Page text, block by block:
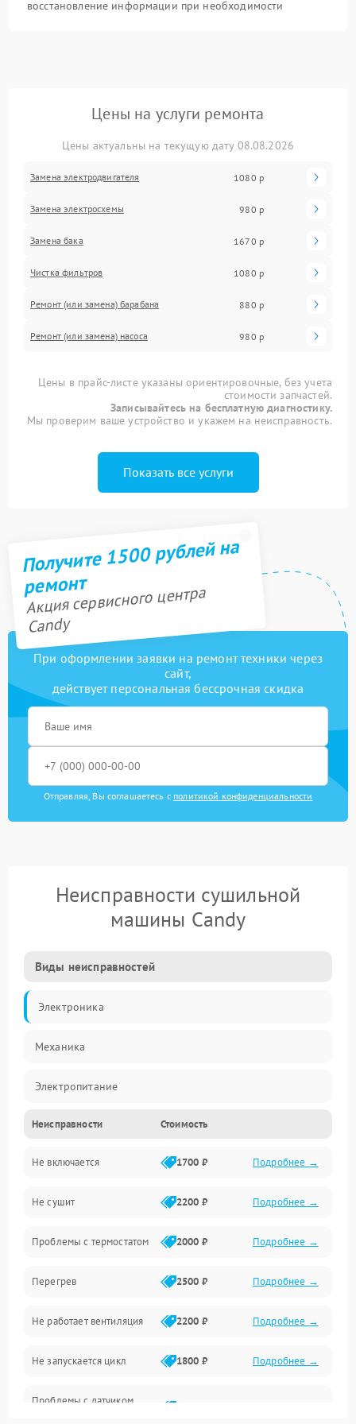
восстановление информации при необходимости
Цены на услуги ремонта
Цены актуальны на текущую дату 08.08.2026
Замена электродвигателя 1080 р
Замена электросхемы 980 р
Замена бака 1670 р
Чистка фильтров 1080 р
Ремонт (или замена) барабана 880 р
Ремонт (или замена) насоса 980 р
Цены в прайс-листе указаны ориентировочные, без учета
стоимости запчастей.
Записывайтесь на бесплатную диагностику.
Мы проверим ваше устройство и укажем на неисправность.
Показать все услуги
Получите 1500 рублей на
ремонт
Акция сервисного центра
Candy
При оформлении заявки на ремонт техники через
сайт,
действует персональная бессрочная скидка
Отправляя, Вы соглашаетесь с политикой конфиденциальности
Неисправности сушильной
машины Candy
Виды неисправностей
Электроника
Механика
Электропитание
Нагрев
Механические повреждения
Оптика
Программное обеспечение
Датчики
Безопасность
Неисправности Стоимость
Не включается 1700 ₽ Подробнее →
Не сушит 2200 ₽ Подробнее →
Проблемы с термостатом 2000 ₽ Подробнее →
Перегрев 2500 ₽ Подробнее →
Не работает вентиляция 2200 ₽ Подробнее →
Не запускается цикл 1800 ₽ Подробнее →
Проблемы с датчиком